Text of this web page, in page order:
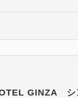
GINZA シ